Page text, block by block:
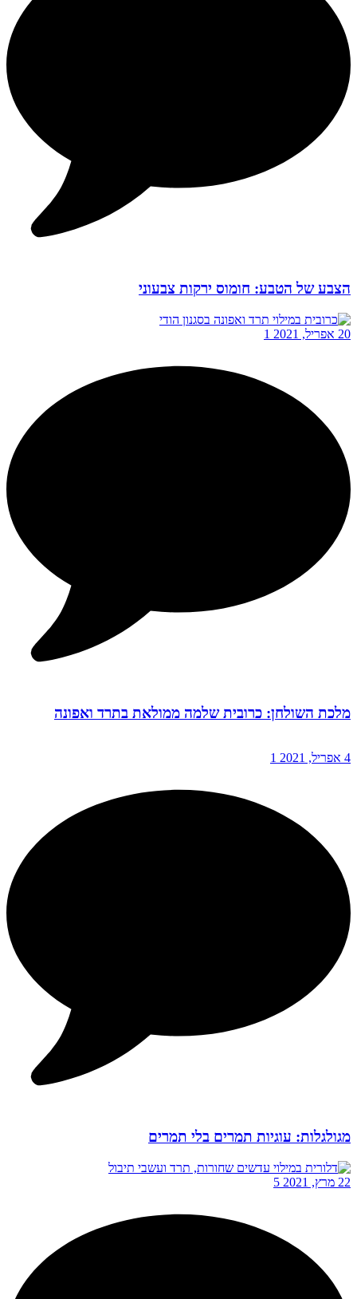
הצבע של הטבע: חומוס ירקות צבעוני
20 אפריל, 2021 1
מלכת השולחן: כרובית שלמה ממולאת בתרד ואפונה
4 אפריל, 2021 1
מגולגלות: עוגיות תמרים בלי תמרים
22 מרץ, 2021 5